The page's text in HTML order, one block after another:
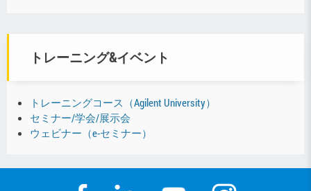
トレーニング&イベント
トレーニングコース（Agilent University）
セミナー/学会/展示会
ウェビナー（e-セミナー）